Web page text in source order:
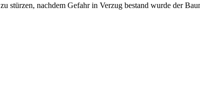
stürzen, nachdem Gefahr in Verzug bestand wurde der